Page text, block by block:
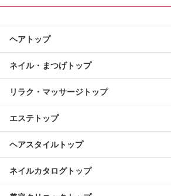
ヘアトップ
ネイル・まつげトップ
リラク・マッサージトップ
エステトップ
ヘアスタイルトップ
ネイルカタログトップ